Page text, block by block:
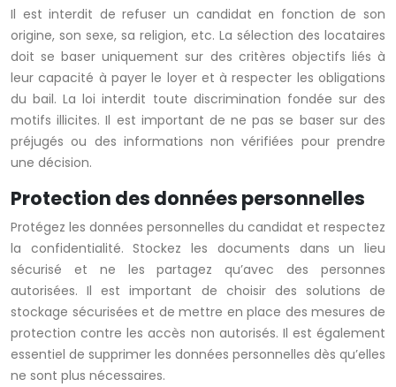
Il est interdit de refuser un candidat en fonction de son
origine, son sexe, sa religion, etc. La sélection des locataires
doit se baser uniquement sur des critères objectifs liés à
leur capacité à payer le loyer et à respecter les obligations
du bail. La loi interdit toute discrimination fondée sur des
motifs illicites. Il est important de ne pas se baser sur des
préjugés ou des informations non vérifiées pour prendre
une décision.
Protection des données personnelles
Protégez les données personnelles du candidat et respectez
la confidentialité. Stockez les documents dans un lieu
sécurisé et ne les partagez qu’avec des personnes
autorisées. Il est important de choisir des solutions de
stockage sécurisées et de mettre en place des mesures de
protection contre les accès non autorisés. Il est également
essentiel de supprimer les données personnelles dès qu’elles
ne sont plus nécessaires.